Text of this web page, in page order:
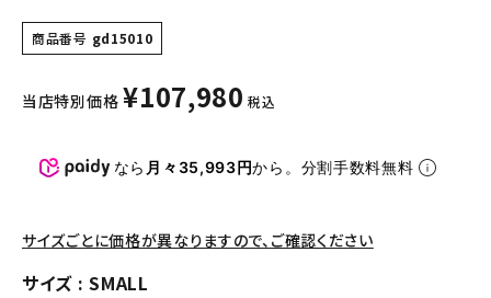
その他バッグ類
アクセサリー
商品番号 gd15010
当店特別価格 ¥107,980 税込
なら 月々35,993円から。分割手数料無料
サイズごとに価格が異なりますので、ご確認ください
サイズ SMALL